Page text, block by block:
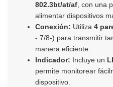
802.3bt/at/af, con una
alimentar dispositivos
Conexión: Utiliza 4
- 7/8-) para transmitir
manera eficiente.
Indicador: Incluye un
permite monitorear
dispositivo.